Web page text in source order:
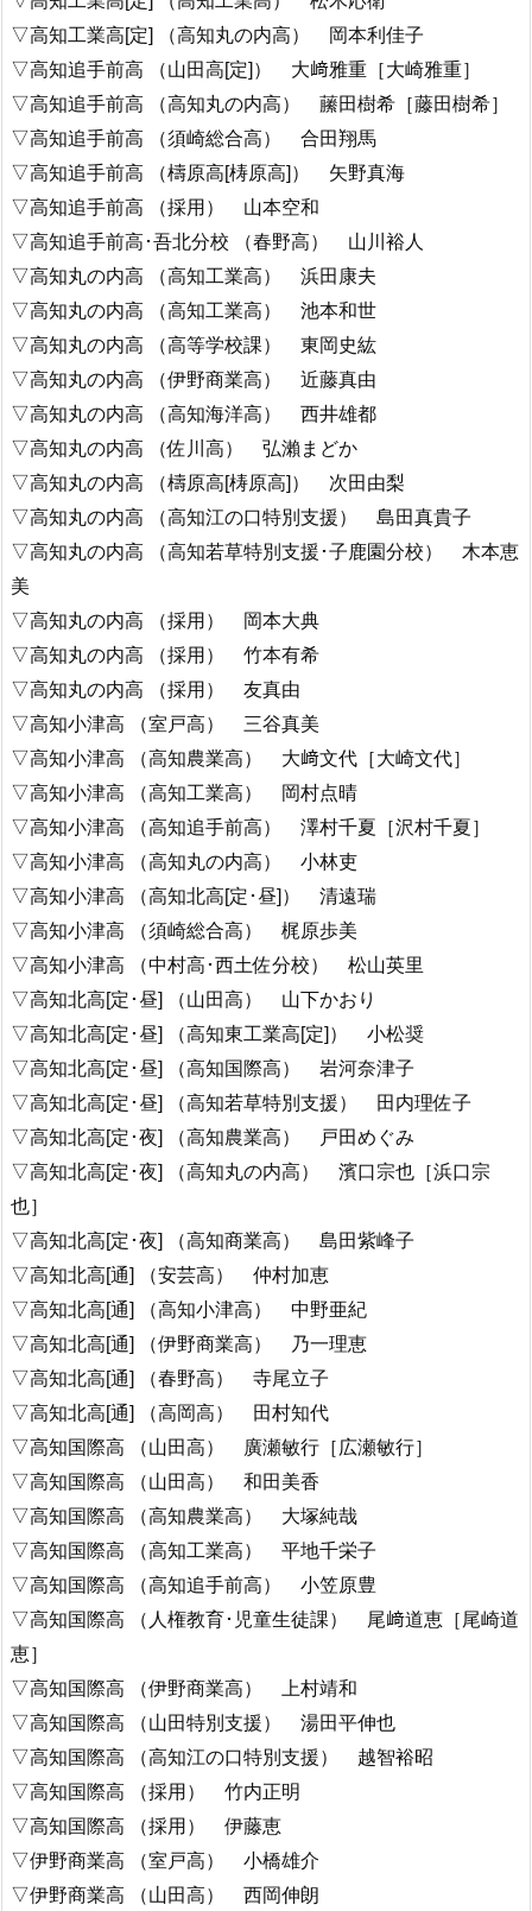
▽高知工業高[定] （高知丸の内高） 岡本利佳子
▽高知追手前高 （山田高[定]） 大﨑雅重［大崎雅重］
▽高知追手前高 （高知丸の内高） 䕨田樹希［藤田樹希］
▽高知追手前高 （須崎総合高） 合田翔馬
▽高知追手前高 （檮原高[梼原高]） 矢野真海
▽高知追手前高 （採用） 山本空和
▽高知追手前高･吾北分校 （春野高） 山川裕人
▽高知丸の内高 （高知工業高） 浜田康夫
▽高知丸の内高 （高知工業高） 池本和世
▽高知丸の内高 （高等学校課） 東岡史紘
▽高知丸の内高 （伊野商業高） 近藤真由
▽高知丸の内高 （高知海洋高） 西井雄都
▽高知丸の内高 （佐川高） 弘瀨まどか
▽高知丸の内高 （檮原高[梼原高]） 次田由梨
▽高知丸の内高 （高知江の口特別支援） 島田真貴子
▽高知丸の内高 （高知若草特別支援･子鹿園分校） 木本恵
美
▽高知丸の内高 （採用） 岡本大典
▽高知丸の内高 （採用） 竹本有希
▽高知丸の内高 （採用） 友真由
▽高知小津高 （室戸高） 三谷真美
▽高知小津高 （高知農業高） 大﨑文代［大崎文代］
▽高知小津高 （高知工業高） 岡村点晴
▽高知小津高 （高知追手前高） 澤村千夏［沢村千夏］
▽高知小津高 （高知丸の内高） 小林吏
▽高知小津高 （高知北高[定･昼]） 清遠瑞
▽高知小津高 （須崎総合高） 梶原歩美
▽高知小津高 （中村高･西土佐分校） 松山英里
▽高知北高[定･昼] （山田高） 山下かおり
▽高知北高[定･昼] （高知東工業高[定]） 小松奨
▽高知北高[定･昼] （高知国際高） 岩河奈津子
▽高知北高[定･昼] （高知若草特別支援） 田内理佐子
▽高知北高[定･夜] （高知農業高） 戸田めぐみ
▽高知北高[定･夜] （高知丸の内高） 濱口宗也［浜口宗
也］
▽高知北高[定･夜] （高知商業高） 島田紫峰子
▽高知北高[通] （安芸高） 仲村加恵
▽高知北高[通] （高知小津高） 中野亜紀
▽高知北高[通] （伊野商業高） 乃一理恵
▽高知北高[通] （春野高） 寺尾立子
▽高知北高[通] （高岡高） 田村知代
▽高知国際高 （山田高） 廣瀬敏行［広瀬敏行］
▽高知国際高 （山田高） 和田美香
▽高知国際高 （高知農業高） 大塚純哉
▽高知国際高 （高知工業高） 平地千栄子
▽高知国際高 （高知追手前高） 小笠原豊
▽高知国際高 （人権教育･児童生徒課） 尾﨑道恵［尾崎道
恵］
▽高知国際高 （伊野商業高） 上村靖和
▽高知国際高 （山田特別支援） 湯田平伸也
▽高知国際高 （高知江の口特別支援） 越智裕昭
▽高知国際高 （採用） 竹内正明
▽高知国際高 （採用） 伊藤恵
▽伊野商業高 （室戸高） 小橋雄介
▽伊野商業高 （山田高） 西岡伸朗